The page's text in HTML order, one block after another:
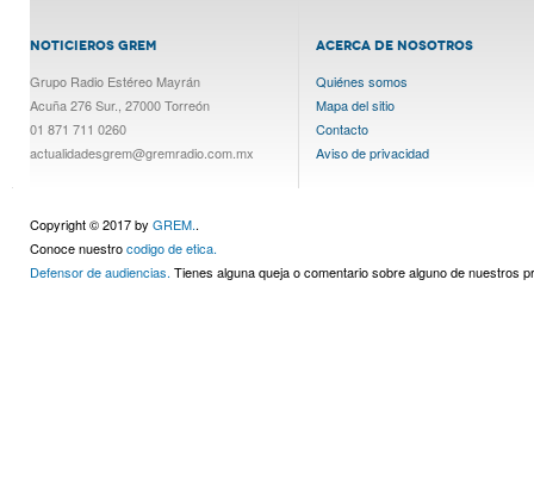
NOTICIEROS GREM
Grupo Radio Estéreo Mayrán
Acuña 276 Sur., 27000 Torreón
01 871 711 0260
actualidadesgrem@gremradio.com.mx
ACERCA DE NOSOTROS
Quiénes somos
Mapa del sitio
Contacto
Aviso de privacidad
Copyright © 2017 by GREM..
Conoce nuestrocodigo de etica.
Defensor de audiencias. Tienes alguna queja o comentario sobre alguno de nuestros